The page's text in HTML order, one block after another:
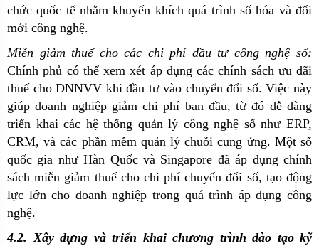
chức quốc tế nhằm khuyến khích quá trình số hóa và đổi
mới công nghệ.
Miễn giảm thuế cho các chi phí đầu tư công nghệ số:
Chính phủ có thể xem xét áp dụng các chính sách ưu đãi
thuế cho DNNVV khi đầu tư vào chuyển đổi số. Việc này
giúp doanh nghiệp giảm chi phí ban đầu, từ đó dễ dàng
triển khai các hệ thống quản lý công nghệ số như ERP,
CRM, và các phần mềm quản lý chuỗi cung ứng. Một số
quốc gia như Hàn Quốc và Singapore đã áp dụng chính
sách miễn giảm thuế cho chi phí chuyển đổi số, tạo động
lực lớn cho doanh nghiệp trong quá trình áp dụng công
nghệ.
4.2. Xây dựng và triển khai chương trình đào tạo kỹ